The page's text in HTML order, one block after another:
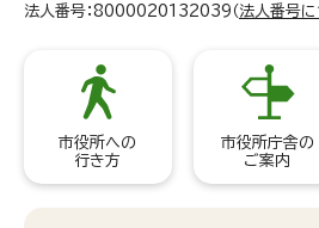
法人番号：8000020132039（ 法人番号に
市役所への
行き方
市役所庁舎の
ご案内